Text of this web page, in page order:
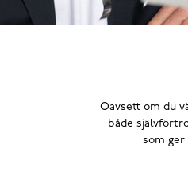
Oavsett om du
både
som ger